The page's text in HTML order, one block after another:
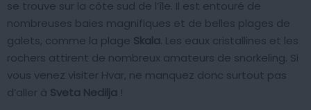
se trouve sur la côte sud de l’île. Il est entouré de
nombreuses baies magnifiques et de belles plages de
galets, comme la plage Skala . Les eaux cristallines et les
rochers attirent de nombreux amateurs de snorkeling. Si
vous venez visiter Hvar, ne manquez donc surtout pas
d’aller à Sveta Nedilja !